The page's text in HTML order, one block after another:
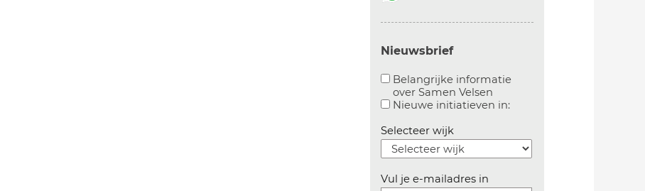
Nieuwsbrief
Belangrijke informatie
over Samen Velsen
Aanvinken om belangrijke informatie over
Nieuwe initiatieven in:Aanvinken om
Selecteer wijk
Vul je e-mailadres in